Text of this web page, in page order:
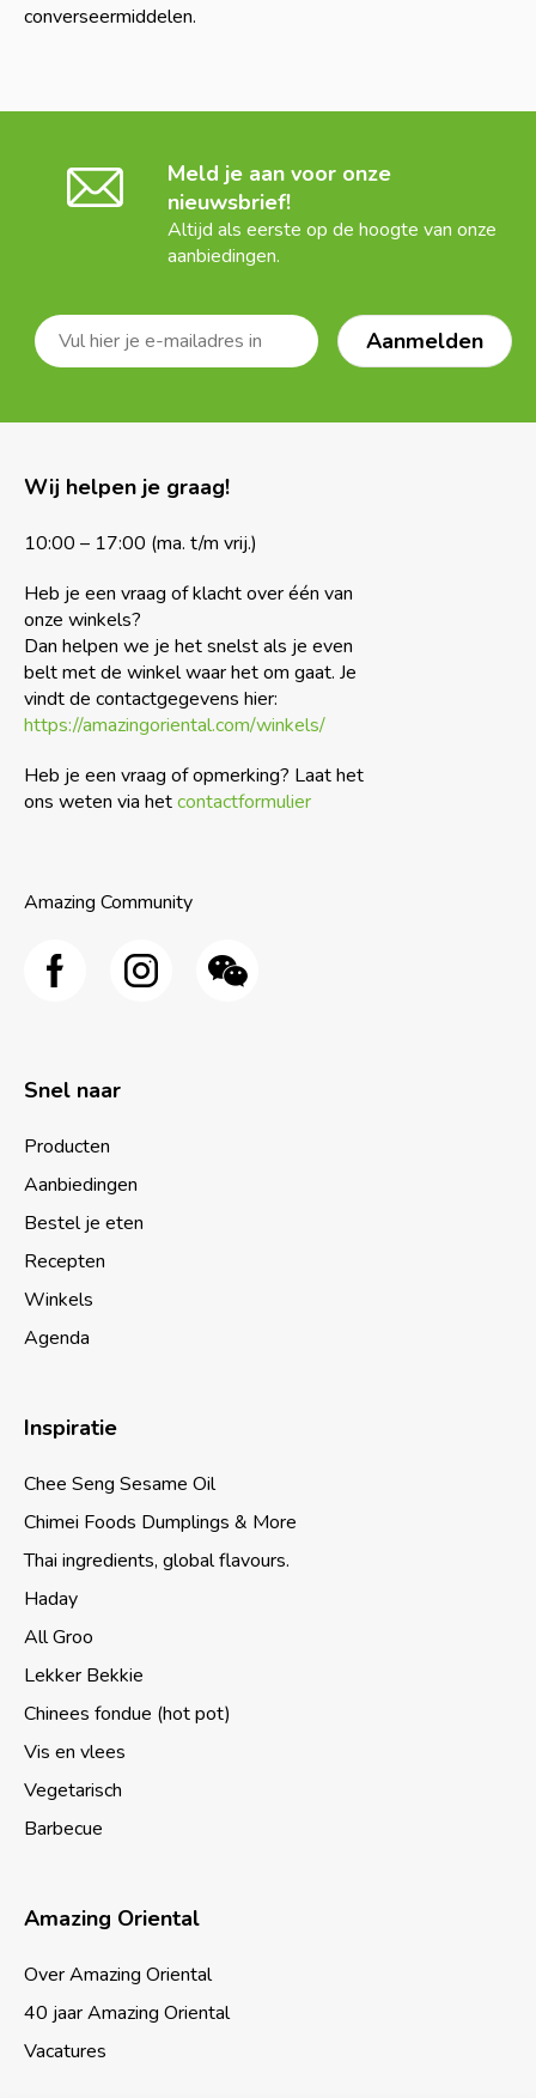
converseermiddelen.
Meld je aan voor onze
nieuwsbrief!
Altijd als eerste op de hoogte van onze
aanbiedingen.
Wij helpen je graag!
10:00 – 17:00 (ma. t/m vrij.)
Heb je een vraag of klacht over één van
onze winkels?
Dan helpen we je het snelst als je even
belt met de winkel waar het om gaat. Je
vindt de contactgegevens hier:
https://amazingoriental.com/winkels/
Heb je een vraag of opmerking? Laat het
ons weten via hetcontactformulier
Amazing Community
Snel naar
Producten
Aanbiedingen
Bestel je eten
Recepten
Winkels
Agenda
Inspiratie
Chee Seng Sesame Oil
Chimei Foods Dumplings & More
Thai ingredients, global flavours.
Haday
All Groo
Lekker Bekkie
Chinees fondue (hot pot)
Vis en vlees
Vegetarisch
Barbecue
Amazing Oriental
Over Amazing Oriental
40 jaar Amazing Oriental
Vacatures